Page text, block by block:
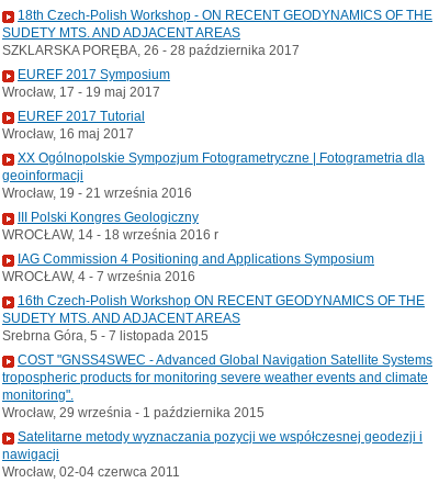
18th Czech-Polish Workshop - ON RECENT GEODYNAMICS OF THE
SUDETY MTS. AND ADJACENT AREAS
SZKLARSKA PORĘBA, 26 - 28 października 2017
EUREF 2017 Symposium
Wrocław, 17 - 19 maj 2017
EUREF 2017 Tutorial
Wrocław, 16 maj 2017
XX Ogólnopolskie Sympozjum Fotogrametryczne | Fotogrametria dla
geoinformacji
Wrocław, 19 - 21 września 2016
III Polski Kongres Geologiczny
WROCŁAW, 14 - 18 września 2016 r
IAG Commission 4 Positioning and Applications Symposium
WROCŁAW, 4 - 7 września 2016
16th Czech-Polish Workshop ON RECENT GEODYNAMICS OF THE
SUDETY MTS. AND ADJACENT AREAS
Srebrna Góra, 5 - 7 listopada 2015
COST "GNSS4SWEC - Advanced Global Navigation Satellite Systems
tropospheric products for monitoring severe weather events and climate
monitoring".
Wrocław, 29 września - 1 października 2015
Satelitarne metody wyznaczania pozycji we współczesnej geodezji i
nawigacji
Wrocław, 02-04 czerwca 2011